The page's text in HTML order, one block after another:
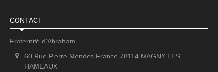
CONTACT
Fraternité d'Abraham
60 Rue Pierre Mendes France 78114 MAGNY LES
HAMEAUX